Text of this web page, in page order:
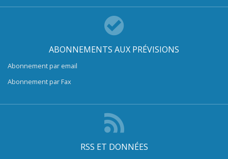
ABONNEMENTS AUX PRÉVISIONS
Abonnement par email
Abonnement par Fax
RSS ET DONNÉES